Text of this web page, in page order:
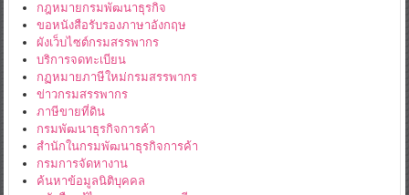
กฎหมายกรมพัฒนาธุรกิจ
ขอหนังสือรับรองภาษาอังกฤษ
ผังเว็บไซต์กรมสรรพากร
บริการจดทะเบียน
กฏหมายภาษีใหม่กรมสรรพากร
ข่าวกรมสรรพากร
ภาษีขายที่ดิน
กรมพัฒนาธุรกิจการค้า
สำนักในกรมพัฒนาธุรกิจการค้า
กรมการจัดหางาน
ค้นหาข้อมูลนิติบุคคล